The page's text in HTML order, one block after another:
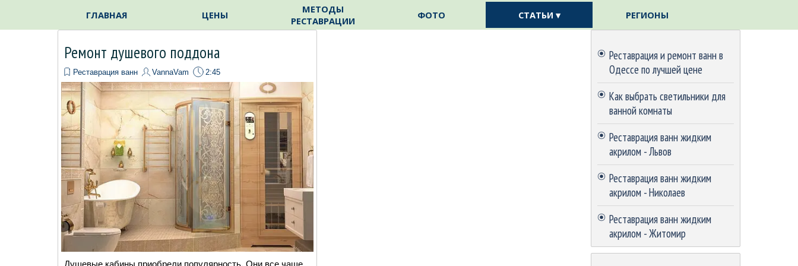
ГЛАВНАЯ ЦЕНЫ
МЕТОДЫ
РЕСТАВРАЦИИ
ФОТО СТАТЬИ ▾ ▼
РЕГИОНЫ
Ремонт душевого поддона
Реставрация ванн VannaVam 2:45
Реставрация и ремонт ванн в
Одессе по лучшей цене
Как выбрать светильники для
ванной комнаты
Реставрация ванн жидким
акрилом - Львов
Реставрация ванн жидким
акрилом - Николаев
Реставрация ванн жидким
акрилом - Житомир